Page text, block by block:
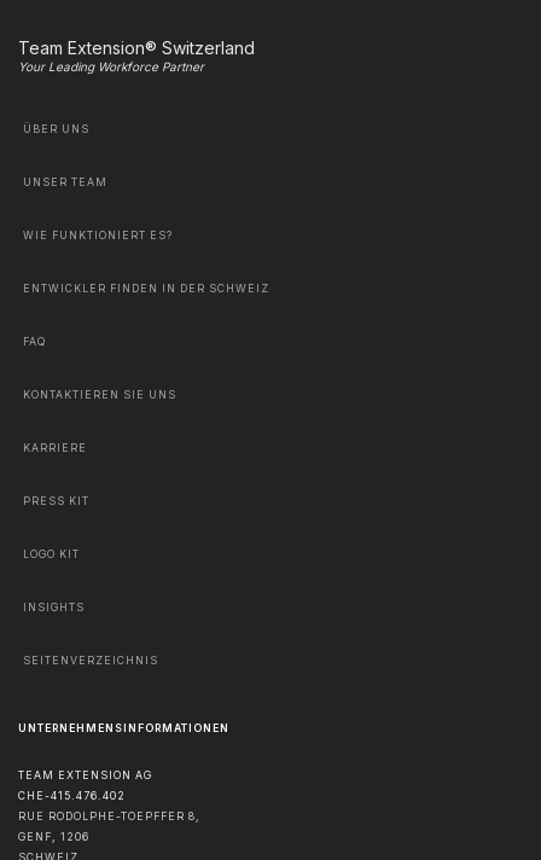
Team Extension® Switzerland
Your Leading Workforce Partner
ÜBER UNS
UNSER TEAM
WIE FUNKTIONIERT ES?
ENTWICKLER FINDEN IN DER SCHWEIZ
FAQ
KONTAKTIEREN SIE UNS
KARRIERE
PRESS KIT
LOGO KIT
INSIGHTS
SEITENVERZEICHNIS
UNTERNEHMENSINFORMATIONEN
TEAM EXTENSION AG
CHE-415.476.402
RUE RODOLPHE-TOEPFFER 8,
GENF, 1206